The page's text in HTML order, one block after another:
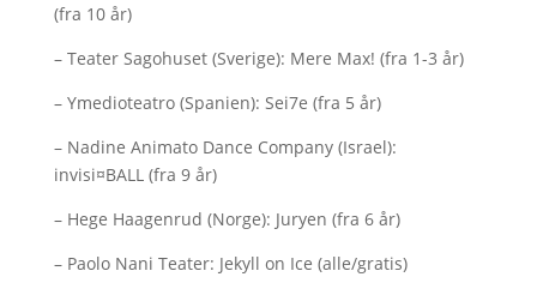
(fra 10 år)
– Teater Sagohuset (Sverige): Mere Max! (fra 1-3 år)
– Ymedioteatro (Spanien): Sei7e (fra 5 år)
– Nadine Animato Dance Company (Israel):
invisi¤BALL (fra 9 år)
– Hege Haagenrud (Norge): Juryen (fra 6 år)
– Paolo Nani Teater: Jekyll on Ice (alle/gratis)